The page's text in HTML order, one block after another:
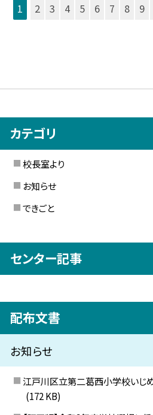
1 2 3 4 5 6 7 8 9
カテゴリ
校長室より
お知らせ
できごと
センター記事
配布文書
お知らせ
江戸川区立第二葛西小学校いじ
(172 KB)